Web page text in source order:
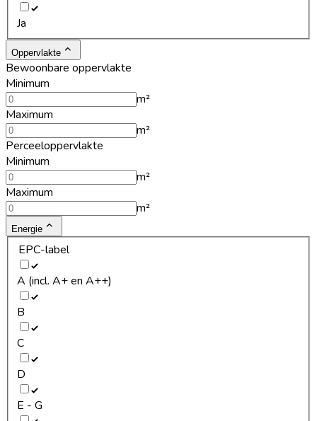
Ja
Oppervlakte
Bewoonbare oppervlakte
Minimum
m²
Maximum
m²
Perceeloppervlakte
Minimum
m²
Maximum
m²
Energie
EPC-label
A (incl. A+ en A++)
B
C
D
E - G